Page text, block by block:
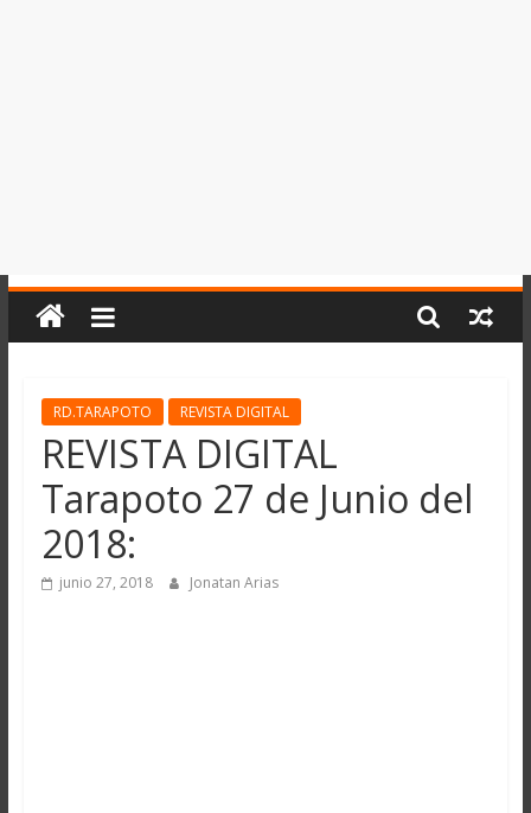
RD.TARAPOTO REVISTA DIGITAL
REVISTA DIGITAL
Tarapoto 27 de Junio del
2018:
junio 27, 2018 Jonatan Arias